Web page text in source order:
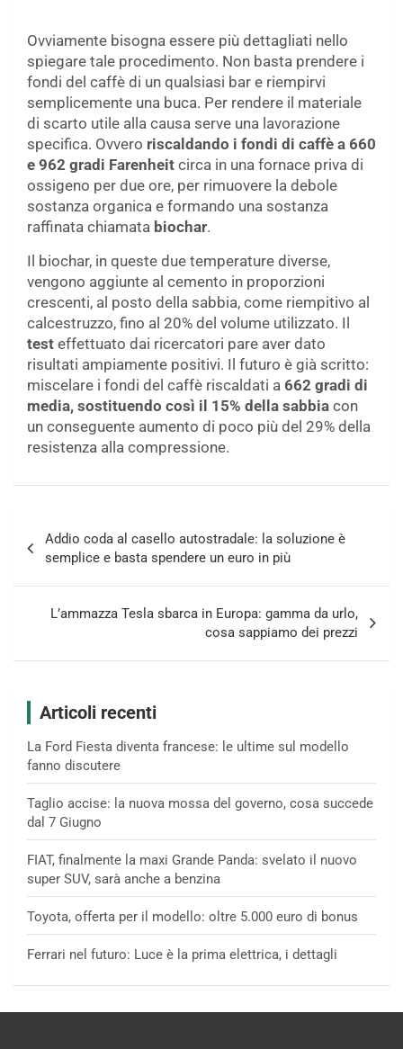
Ovviamente bisogna essere più dettagliati nello
spiegare tale procedimento. Non basta prendere i
fondi del caffè di un qualsiasi bar e riempirvi
semplicemente una buca. Per rendere il materiale
di scarto utile alla causa serve una lavorazione
specifica. Ovvero riscaldando i fondi di caffè a 660
e 962 gradi Farenheit circa in una fornace priva di
ossigeno per due ore, per rimuovere la debole
sostanza organica e formando una sostanza
raffinata chiamata biochar.
Il biochar, in queste due temperature diverse,
vengono aggiunte al cemento in proporzioni
crescenti, al posto della sabbia, come riempitivo al
calcestruzzo, fino al 20% del volume utilizzato. Il
test effettuato dai ricercatori pare aver dato
risultati ampiamente positivi. Il futuro è già scritto:
miscelare i fondi del caffè riscaldati a 662 gradi di
media, sostituendo così il 15% della sabbia con
un conseguente aumento di poco più del 29% della
resistenza alla compressione.
articoli
Addio coda al casello autostradale: la soluzione è
semplice e basta spendere un euro in più
L’ammazza Tesla sbarca in Europa: gamma da urlo,
cosa sappiamo dei prezzi
Articoli recenti
La Ford Fiesta diventa francese: le ultime sul modello
fanno discutere
Taglio accise: la nuova mossa del governo, cosa succede
dal 7 Giugno
FIAT, finalmente la maxi Grande Panda: svelato il nuovo
super SUV, sarà anche a benzina
Toyota, offerta per il modello: oltre 5.000 euro di bonus
Ferrari nel futuro: Luce è la prima elettrica, i dettagli